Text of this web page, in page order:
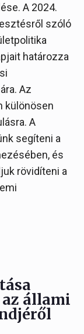
A 2024.
szóló
határozza
Az
különösen
A
segíteni a
és
rövidíteni a
az állami